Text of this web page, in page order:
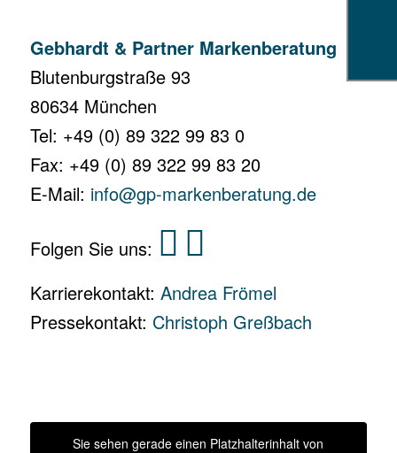
Gebhardt & Partner Markenberatung
Blutenburgstraße 93
80634 München
Tel: +49 (0) 89 322 99 83 0
Fax: +49 (0) 89 322 99 83 20
E-Mail: info@gp-markenberatung.de
Folgen Sie uns:
Karrierekontakt: Andrea Frömel
Pressekontakt: Christoph Greßbach
Sie sehen gerade einen Platzhalterinhalt von